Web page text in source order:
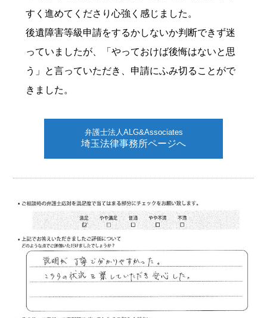
すく進めてくださり心強く感じました。
後遺障害等級申請をするかしないか判断できず迷
っていましたが、「やっておけば後悔はないと思
う」と言っていただき、申請にふみ切ることがで
きました。
弁護士法人ALG&Associates
埼玉法律事務所ページへ